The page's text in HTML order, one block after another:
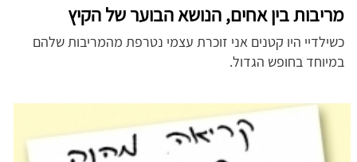
מריבות בין אחים, הנושא הבוער של הקיץ
כשילדיי היו קטנים אני זוכרת עצמי נטרפת מהמריבות שלהם
במיוחד בחופש הגדול.